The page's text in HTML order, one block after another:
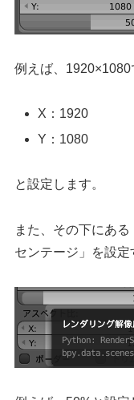
例えば、
X：1920
Y：1080
と設定します。
また、その下にあ
センテージ」を設定